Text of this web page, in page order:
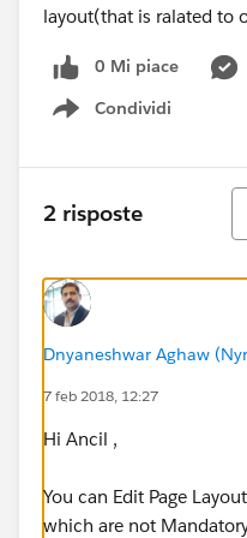
layout(that is ralated to
0 Mi piace
Condividi
Show menu
2 risposte
Dnyaneshwar Aghaw
7 feb 2018, 12:27
Hi Ancil ,
You can Edit Page
which are not